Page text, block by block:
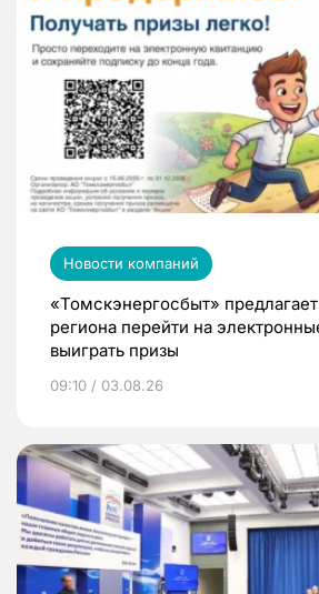
Новости компаний
«Томскэнергосбыт»
региона перейти на
выиграть призы
09:10 / 03.08.26